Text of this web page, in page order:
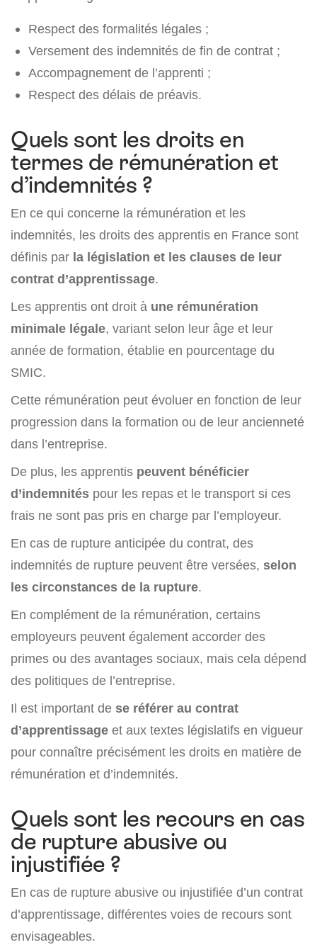
Respect des formalités légales ;
Versement des indemnités de fin de contrat ;
Accompagnement de l’apprenti ;
Respect des délais de préavis.
Quels sont les droits en
termes de rémunération et
d’indemnités ?
En ce qui concerne la rémunération et les
indemnités, les droits des apprentis en France sont
définis par la législation et les clauses de leur
contrat d’apprentissage.
Les apprentis ont droit à une rémunération
minimale légale, variant selon leur âge et leur
année de formation, établie en pourcentage du
SMIC.
Cette rémunération peut évoluer en fonction de leur
progression dans la formation ou de leur ancienneté
dans l’entreprise.
De plus, les apprentis peuvent bénéficier
d’indemnités pour les repas et le transport si ces
frais ne sont pas pris en charge par l’employeur.
En cas de rupture anticipée du contrat, des
indemnités de rupture peuvent être versées, selon
les circonstances de la rupture.
En complément de la rémunération, certains
employeurs peuvent également accorder des
primes ou des avantages sociaux, mais cela dépend
des politiques de l’entreprise.
Il est important de se référer au contrat
d’apprentissage et aux textes législatifs en vigueur
pour connaître précisément les droits en matière de
rémunération et d’indemnités.
Quels sont les recours en cas
de rupture abusive ou
injustifiée ?
En cas de rupture abusive ou injustifiée d’un contrat
d’apprentissage, différentes voies de recours sont
envisageables.